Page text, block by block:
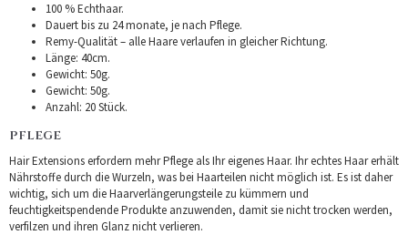
100 % Echthaar.
Dauert bis zu 24 monate, je nach Pflege.
Remy-Qualität – alle Haare verlaufen in gleicher Richtung.
Länge: 40cm.
Gewicht: 50g.
Gewicht: 50g.
Anzahl: 20 Stück.
PFLEGE
Hair Extensions erfordern mehr Pflege als Ihr eigenes Haar. Ihr echtes Haar erhält
Nährstoffe durch die Wurzeln, was bei Haarteilen nicht möglich ist. Es ist daher
wichtig, sich um die Haarverlängerungsteile zu kümmern und
feuchtigkeitspendende Produkte anzuwenden, damit sie nicht trocken werden,
verfilzen und ihren Glanz nicht verlieren.